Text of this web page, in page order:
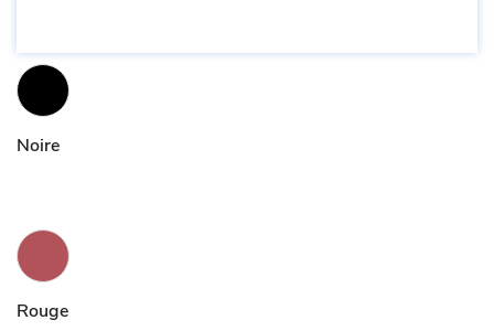
Noire
Rouge